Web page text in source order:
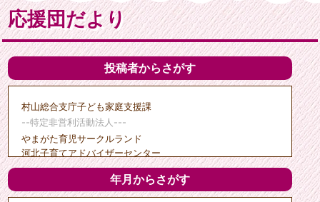
応援団だより
投稿者からさがす
村山総合支庁子ども家庭支援課
--特定非営利活動法人---
やまがた育児サークルランド
河北子育てアドバイザーセンター
子育て支援天の童
ポポーのひろば
年月からさがす